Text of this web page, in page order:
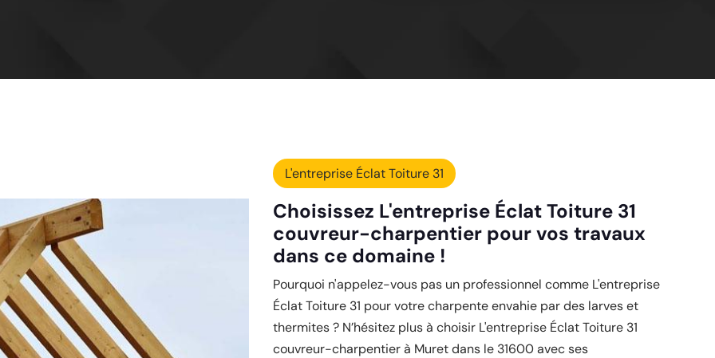
L'entreprise Éclat Toiture 31
Choisissez L'entreprise Éclat Toiture 31
couvreur-charpentier pour vos travaux
dans ce domaine !
Pourquoi n'appelez-vous pas un professionnel comme L'entreprise
Éclat Toiture 31 pour votre charpente envahie par des larves et
thermites ? N’hésitez plus à choisir L'entreprise Éclat Toiture 31
couvreur-charpentier à Muret dans le 31600 avec ses